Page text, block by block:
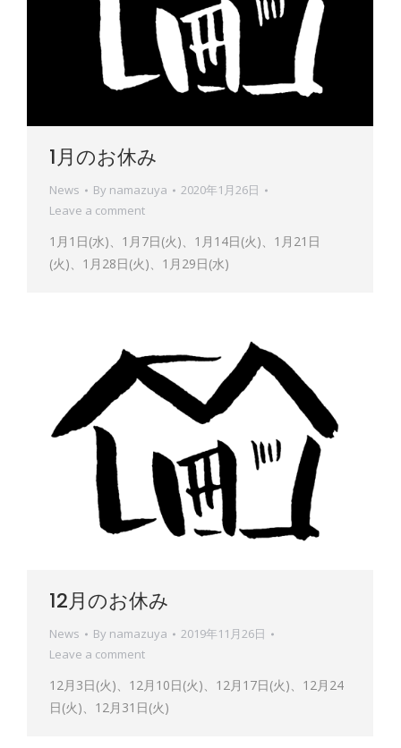
1月のお休み
News By namazuya
2020年1月26日
Leave a comment
1月1日(水)、1月7日(火)、1月14日(火)、1月21日
(火)、1月28日(火)、1月29日(水)
12月のお休み
News By namazuya
2019年11月26日
Leave a comment
12月3日(火)、12月10日(火)、12月17日(火)、12月24
日(火)、12月31日(火)